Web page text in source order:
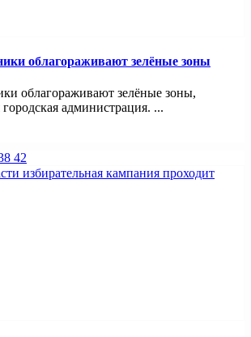
облагораживают зелёные зоны
облагораживают зелёные зоны,
администрация. ...
42